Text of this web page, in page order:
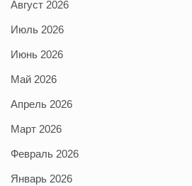
Август 2026
Июль 2026
Июнь 2026
Май 2026
Апрель 2026
Март 2026
Февраль 2026
Январь 2026